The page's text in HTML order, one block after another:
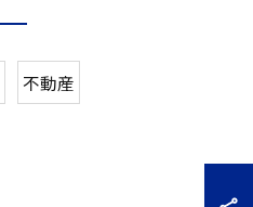
不動産